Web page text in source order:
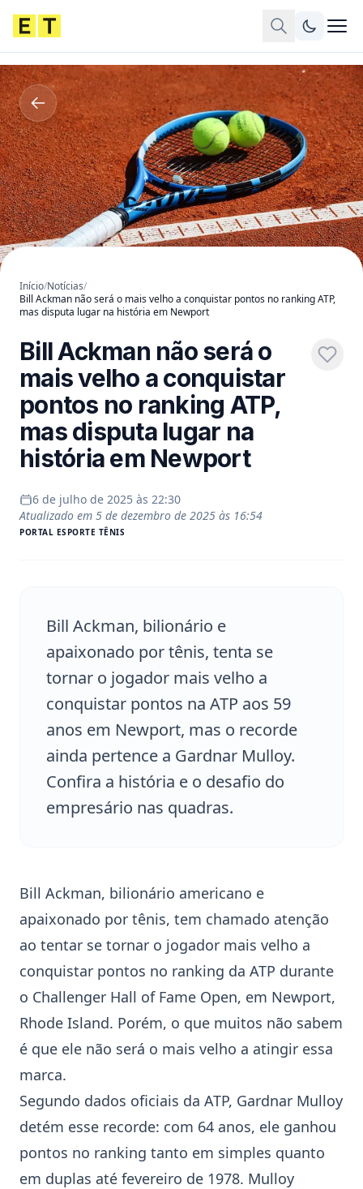
Início/Notícias/
Bill Ackman não será o mais velho a conquistar pontos no ranking ATP,
mas disputa lugar na história em Newport
Bill Ackman não será o
mais velho a conquistar
pontos no ranking ATP,
mas disputa lugar na
história em Newport
6 de julho de 2025 às 22:30
Atualizado em 5 de dezembro de 2025 às 16:54
PORTAL ESPORTE TÊNIS
Bill Ackman, bilionário e
apaixonado por tênis, tenta se
tornar o jogador mais velho a
conquistar pontos na ATP aos 59
anos em Newport, mas o recorde
ainda pertence a Gardnar Mulloy.
Confira a história e o desafio do
empresário nas quadras.
Bill Ackman, bilionário americano e
apaixonado por tênis, tem chamado atenção
ao tentar se tornar o jogador mais velho a
conquistar pontos no ranking da ATP durante
o Challenger Hall of Fame Open, em Newport,
Rhode Island. Porém, o que muitos não sabem
é que ele não será o mais velho a atingir essa
marca.
Segundo dados oficiais da ATP, Gardnar Mulloy
detém esse recorde: com 64 anos, ele ganhou
pontos no ranking tanto em simples quanto
em duplas até fevereiro de 1978. Mulloy